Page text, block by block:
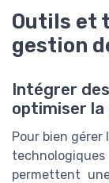
Outils et
gestion
Intégrer
optimiser la
Pour bien
permettent